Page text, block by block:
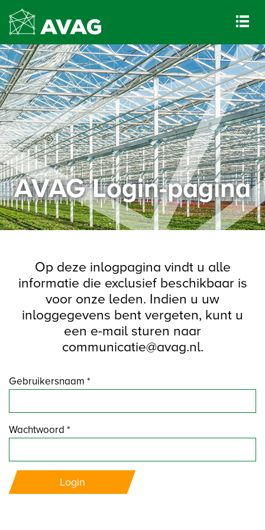
AVAG Login-pagina
Op deze inlogpagina vindt u alle
informatie die exclusief beschikbaar is
voor onze leden. Indien u uw
inloggegevens bent vergeten, kunt u
een e-mail sturen naar
communicatie@avag.nl.
Gebruikersnaam *
Wachtwoord *
Login